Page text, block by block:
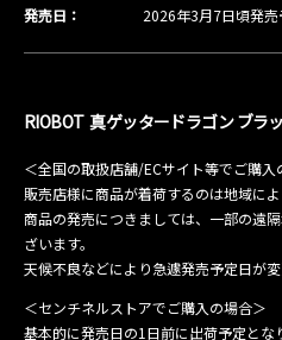
発売日：
2026年3月7日頃発売
RIOBOT 真ゲッタードラゴン ブラ
＜全国の取扱店舗/ECサイト等でご購入
販売店様に商品が着荷するのは地域によ
商品の発売につきましては、一部の遠
ざいます。
天候不良などにより急遽発売予定日が変
＜センチネルストアでご購入の場合＞
基本的に発売日の1日前に出荷予定とな